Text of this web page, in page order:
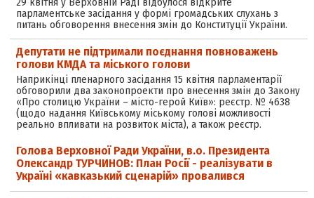
парламентське засідання у формі громадських слухань з
питань обговорення внесення змін до Конституції України.
Депутати не підтримали поєднання повноважень
голови КМДА та міського голови
Наприкінці пленарного засідання 15 квітня парламентарії
обговорили два законопроекти про внесення змін до Закону
«Про столицю України – місто-герой Київ»: реєстр. № 4638
(щодо надання Київському міському голові можливості
реально впливати на розвиток міста), а також реєстр.
Голова Верховної Ради України, в.о. Президента
Олександр ТУРЧИНОВ: План Росії - реалізувати в
Україні «кавказький сценарій» провалився